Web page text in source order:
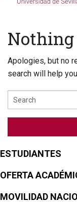
Nothing
Apologies, but no
search will help
ESTUDIANTES
OFERTA
MOVILIDAD